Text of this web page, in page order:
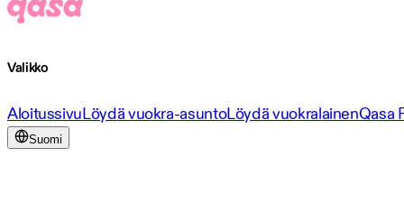
Valikko
AloitussivuLöydä vuokra-asuntoLöydä vuokralainenQasa
Suomi